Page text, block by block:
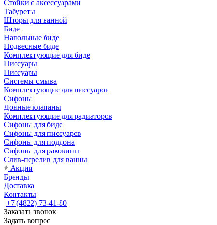
Стойки с аксессуарами
Табуреты
Шторы для ванной
Биде
Напольные биде
Подвесные биде
Комплектующие для биде
Писсуары
Писсуары
Системы смыва
Комплектующие для писсуаров
Сифоны
Донные клапаны
Комплектующие для радиаторов
Сифоны для биде
Сифоны для писсуаров
Сифоны для поддона
Сифоны для раковины
Слив-перелив для ванны
Акции
Бренды
Доставка
Контакты
+7 (4822) 73-41-80
Заказать звонок
Задать вопрос